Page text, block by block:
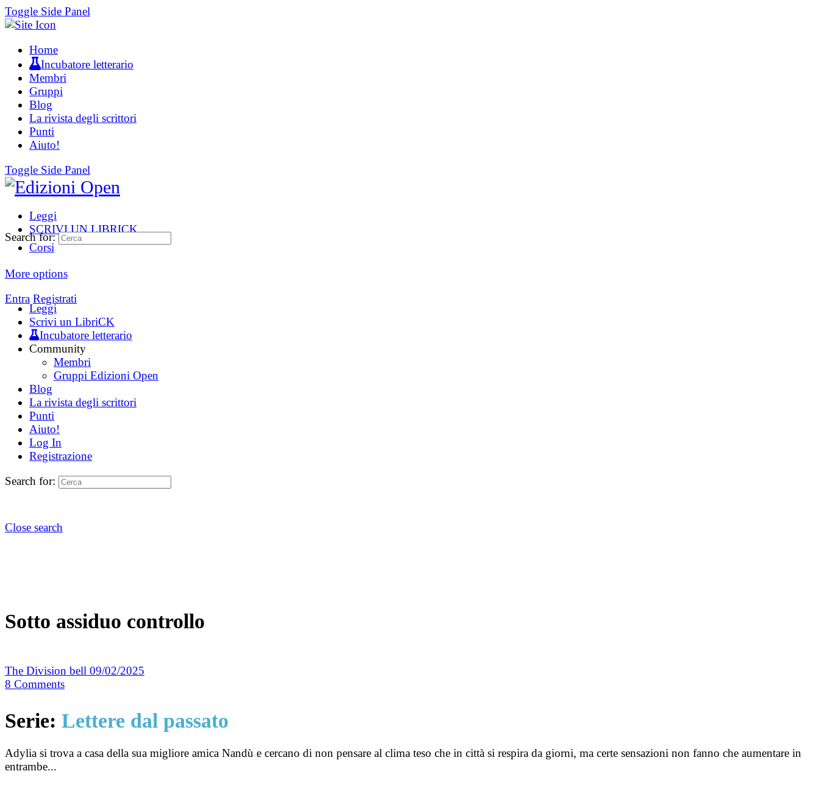
Toggle Side Panel
Home
Incubatore letterario
Membri
Gruppi
Blog
La rivista degli scrittori
Punti
Aiuto!
Toggle Side Panel
Leggi
SCRIVI UN LIBRICK
Corsi
More options
Entra Registrati
Search for:
Leggi
Scrivi un LibriCK
Incubatore letterario
Community
Membri
Gruppi Edizioni Open
Blog
La rivista degli scrittori
Punti
Aiuto!
Log In
Registrazione
Search for:
Close search
Sotto assiduo controllo
The Division bell 09/02/2025
8 Comments
Serie: Lettere dal passato
Adylia si trova a casa della sua migliore amica Nandù e cercano di non pensare al clima teso che in città si respira da giorni, ma certe sensazioni non fanno che aumentare in
entrambe...